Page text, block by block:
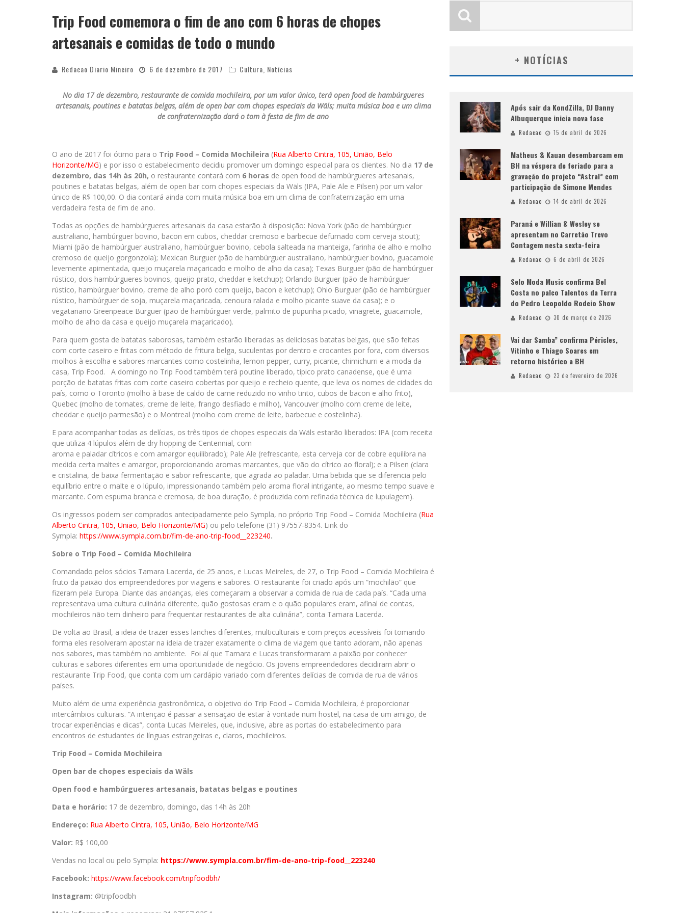
APÓS SAIR DA KONDZILLA, DJ DANNY ALBUQUERQUE INICIA NOVA FASE
Trip Food comemora o fim de ano com 6 horas de chopes
artesanais e comidas de todo o mundo
Redacao Diario Mineiro 6 de dezembro de 2017 Cultura Notícias
No dia 17 de dezembro, restaurante de comida mochileira, por um valor único, terá open food de hambúrgueres
artesanais, poutines e batatas belgas, além de open bar com chopes especiais da Wäls; muita música boa e um clima
de confraternização dará o tom à festa de fim de ano
O ano de 2017 foi ótimo para o Trip Food – Comida Mochileira (Rua Alberto Cintra, 105, União, Belo
Horizonte/MG) e por isso o estabelecimento decidiu promover um domingo especial para os clientes. No dia 17 de
dezembro, das 14h às 20h, o restaurante contará com 6 horas de open food de hambúrgueres artesanais,
poutines e batatas belgas, além de open bar com chopes especiais da Wäls (IPA, Pale Ale e Pilsen) por um valor
único de R$ 100,00. O dia contará ainda com muita música boa em um clima de confraternização em uma
verdadeira festa de fim de ano.
Todas as opções de hambúrgueres artesanais da casa estarão à disposição: Nova York (pão de hambúrguer
australiano, hambúrguer bovino, bacon em cubos, cheddar cremoso e barbecue defumado com cerveja stout);
Miami (pão de hambúrguer australiano, hambúrguer bovino, cebola salteada na manteiga, farinha de alho e molho
cremoso de queijo gorgonzola); Mexican Burguer (pão de hambúrguer australiano, hambúrguer bovino, guacamole
levemente apimentada, queijo muçarela maçaricado e molho de alho da casa); Texas Burguer (pão de hambúrguer
rústico, dois hambúrgueres bovinos, queijo prato, cheddar e ketchup); Orlando Burguer (pão de hambúrguer
rústico, hambúrguer bovino, creme de alho poró com queijo, bacon e ketchup); Ohio Burguer (pão de hambúrguer
rústico, hambúrguer de soja, muçarela maçaricada, cenoura ralada e molho picante suave da casa); e o
vegatariano Greenpeace Burguer (pão de hambúrguer verde, palmito de pupunha picado, vinagrete, guacamole,
molho de alho da casa e queijo muçarela maçaricado).
Para quem gosta de batatas saborosas, também estarão liberadas as deliciosas batatas belgas, que são feitas
com corte caseiro e fritas com método de fritura belga, suculentas por dentro e crocantes por fora, com diversos
molhos à escolha e sabores marcantes como costelinha, lemon pepper, curry, picante, chimichurri e a moda da
casa, Trip Food. A domingo no Trip Food também terá poutine liberado, típico prato canadense, que é uma
porção de batatas fritas com corte caseiro cobertas por queijo e recheio quente, que leva os nomes de cidades do
país, como o Toronto (molho à base de caldo de carne reduzido no vinho tinto, cubos de bacon e alho frito),
Quebec (molho de tomates, creme de leite, frango desfiado e milho), Vancouver (molho com creme de leite,
cheddar e queijo parmesão) e o Montreal (molho com creme de leite, barbecue e costelinha).
E para acompanhar todas as delícias, os três tipos de chopes especiais da Wäls estarão liberados: IPA (com receita
que utiliza 4 lúpulos além de dry hopping de Centennial, com
aroma e paladar cítricos e com amargor equilibrado); Pale Ale (refrescante, esta cerveja cor de cobre equilibra na
medida certa maltes e amargor, proporcionando aromas marcantes, que vão do cítrico ao floral); e a Pilsen (clara
e cristalina, de baixa fermentação e sabor refrescante, que agrada ao paladar. Uma bebida que se diferencia pelo
equilíbrio entre o malte e o lúpulo, impressionando também pelo aroma floral intrigante, ao mesmo tempo suave e
marcante. Com espuma branca e cremosa, de boa duração, é produzida com refinada técnica de lupulagem).
Os ingressos podem ser comprados antecipadamente pelo Sympla, no próprio Trip Food – Comida Mochileira (Rua
Alberto Cintra, 105, União, Belo Horizonte/MG) ou pelo telefone (31) 97557-8354. Link do
Sympla: https://www.sympla.com.br/fim-de-ano-trip-food__223240.
Sobre o Trip Food – Comida Mochileira
Comandado pelos sócios Tamara Lacerda, de 25 anos, e Lucas Meireles, de 27, o Trip Food – Comida Mochileira é
fruto da paixão dos empreendedores por viagens e sabores. O restaurante foi criado após um “mochilão” que
fizeram pela Europa. Diante das andanças, eles começaram a observar a comida de rua de cada país. “Cada uma
representava uma cultura culinária diferente, quão gostosas eram e o quão populares eram, afinal de contas,
mochileiros não tem dinheiro para frequentar restaurantes de alta culinária”, conta Tamara Lacerda.
De volta ao Brasil, a ideia de trazer esses lanches diferentes, multiculturais e com preços acessíveis foi tomando
forma eles resolveram apostar na ideia de trazer exatamente o clima de viagem que tanto adoram, não apenas
nos sabores, mas também no ambiente. Foi aí que Tamara e Lucas transformaram a paixão por conhecer
culturas e sabores diferentes em uma oportunidade de negócio. Os jovens empreendedores decidiram abrir o
restaurante Trip Food, que conta com um cardápio variado com diferentes delícias de comida de rua de vários
países.
Muito além de uma experiência gastronômica, o objetivo do Trip Food – Comida Mochileira, é proporcionar
intercâmbios culturais. “A intenção é passar a sensação de estar à vontade num hostel, na casa de um amigo, de
trocar experiências e dicas”, conta Lucas Meireles, que, inclusive, abre as portas do estabelecimento para
encontros de estudantes de línguas estrangeiras e, claros, mochileiros.
Trip Food – Comida Mochileira
Open bar de chopes especiais da Wäls
Open food e hambúrgueres artesanais, batatas belgas e poutines
Data e horário: 17 de dezembro, domingo, das 14h às 20h
Endereço: Rua Alberto Cintra, 105, União, Belo Horizonte/MG
Valor: R$ 100,00
Vendas no local ou pelo Sympla: https://www.sympla.com.br/fim-de-ano-trip-food__223240
Facebook: https://www.facebook.com/tripfoodbh/
Instagram: @tripfoodbh
+ NOTÍCIAS
Após sair da KondZilla, DJ Danny
Albuquerque inicia nova fase
Redacao 15 de abril de 2026
Matheus & Kauan desembarcam em
BH na véspera de feriado para a
gravação do projeto “Astral” com
participação de Simone Mendes
Redacao 14 de abril de 2026
Paraná e Willian & Wesley se
apresentam no Carretão Trevo
Contagem nesta sexta-feira
Redacao 6 de abril de 2026
Selo Moda Music confirma Bel
Costa no palco Talentos da Terra
do Pedro Leopoldo Rodeio Show
Redacao 30 de março de 2026
Vai dar Samba” confirma Péricles,
Vitinho e Thiago Soares em
retorno histórico a BH
Redacao 23 de fevereiro de 2026